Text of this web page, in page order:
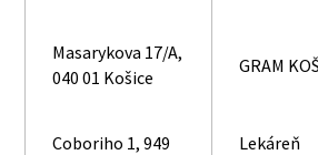
Masarykova 17/A,
040 01 Košice
GRAM
Coboriho 1, 949
Lekáreň